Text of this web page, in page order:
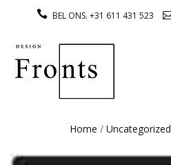
BEL ONS. +31 611 431 523
Home / Uncategorized